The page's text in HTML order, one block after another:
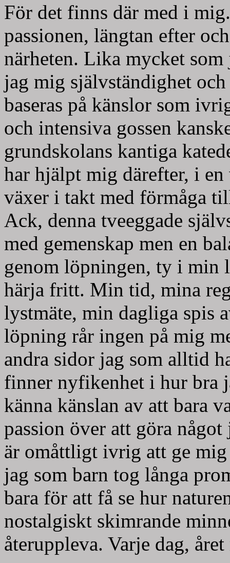
För det finns där med i
passionen, längtan efter
närheten. Lika mycket
jag mig självständighet
baseras på känslor som
och intensiva gossen
grundskolans kantiga
har hjälpt mig därefter, i
växer i takt med förmåga
Ack, denna tveeggade
med gemenskap men en
genom löpningen, ty i min
härja fritt. Min tid, mina
lystmäte, min dagliga spis
löpning rår ingen på mig
andra sidor jag som alltid
finner nyfikenhet i hur bra
känna känslan av att bara
passion över att göra
är omåttligt ivrig att ge mig
jag som barn tog långa
bara för att få se hur
nostalgiskt skimrande
återuppleva. Varje dag,